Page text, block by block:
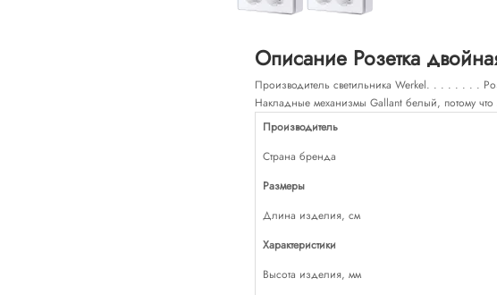
Описание Розетка
Производитель светильника Werkel. . . . . . . .
Накладные механизмы Gallant белый, потому
Производитель
Страна бренда
Размеры
Длина изделия, см
Характеристики
Высота изделия, мм